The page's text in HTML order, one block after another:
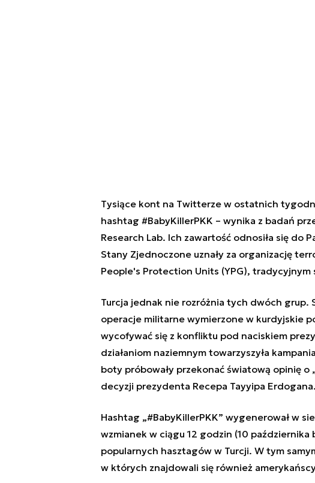
Tysiące kont na Twitterze w ostatnich
hashtag #BabyKillerPKK – wynika z badań
Research Lab. Ich zawartość odnosiła się do
Stany Zjednoczone uznały za organizację
People's Protection Units (YPG), tradycyjnym
Turcja jednak nie rozróżnia tych dwóch grup.
operacje militarne wymierzone w kurdyjskie
wycofywać się z konfliktu pod naciskiem
działaniom naziemnym towarzyszyła
boty próbowały przekonać światową opinię o
decyzji prezydenta Recepa Tayyipa Erdogana.
Hashtag „#BabyKillerPKK” wygenerował w
wzmianek w ciągu 12 godzin (10
popularnych hasztagów w Turcji. W tym
w których znajdowali się również